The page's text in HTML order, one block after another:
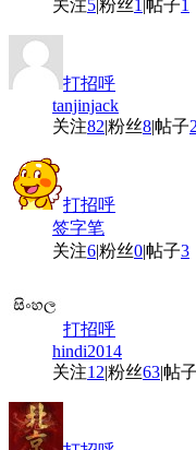
关注5|粉丝1 |帖子1
打招呼
tanjinjack
关注82|粉丝8|帖子
打招呼
签字笔
关注6|粉丝0|帖子3
打招呼
hindi2014
关注12|粉丝63|帖子